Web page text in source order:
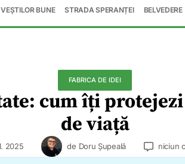
BUNE STRADA SPERANȚEI BELVEDERE
FABRICA DE IDEI
cum îți
de viață
2025 de Doru Șupeală niciun